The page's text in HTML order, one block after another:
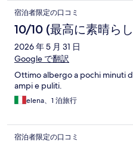
宿泊者限定の口コミ
10/10 (最高に素晴ら
2026 年 5 月 31 日
Google で翻訳
Ottimo albergo a pochi minuti
ampi e puliti.
elena、1 泊旅行
宿泊者限定の口コミ